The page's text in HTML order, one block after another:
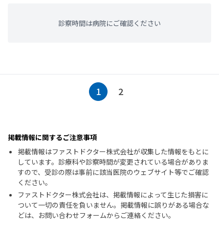
診察時間は病院にご確認ください
1 2
掲載情報に関するご注意事項
掲載情報はファストドクター株式会社が収集した情報をもとに
しています。診療科や診察時間が変更されている場合がありま
すので、受診の際は事前に該当医院のウェブサイト等でご確認
ください。
ファストドクター株式会社は、掲載情報によって生じた損害に
ついて一切の責任を負いません。掲載情報に誤りがある場合な
どは、お問い合わせフォームからご連絡ください。